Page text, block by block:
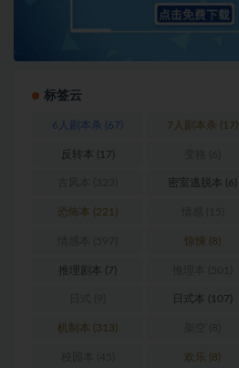
标签云
6人剧本杀 (67) 7人剧本杀 (17)
反转本 (17)
密室逃脱本 (6)
恐怖本 (221)
惊悚 (8)
推理剧本 (7)
日式本 (107)
机制本 (313)
欢乐 (8)